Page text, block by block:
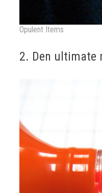
Opulent Items
2. Den ultimate